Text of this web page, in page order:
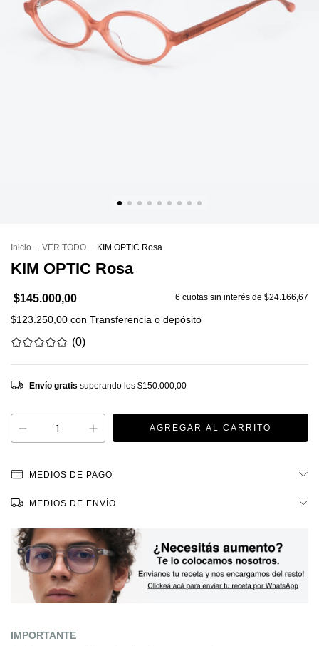
Inicio . VER TODO . KIM OPTIC Rosa
KIM OPTIC Rosa
$145.000,00 6 cuotas sin interés de $24.166,67
$123.250,00 con Transferencia o depósito
(0)
Envío gratis superando los $150.000,00
MEDIOS DE PAGO
MEDIOS DE ENVÍO
IMPORTANTE